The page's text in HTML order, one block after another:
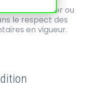
de les modifier ou
le respect des
en vigueur.